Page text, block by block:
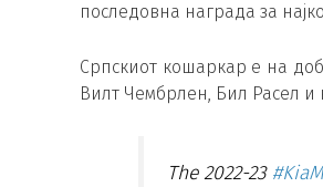
последовна награда за
Српскиот кошаркар е на
Вилт Чембрлен, Бил Расел
The 2022-23